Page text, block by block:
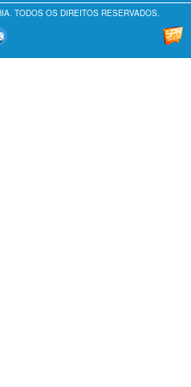
TODOS OS DIREITOS RESERVADOS.